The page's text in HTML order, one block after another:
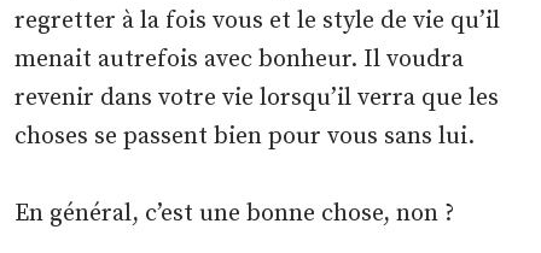
regretter à la fois vous et le style de vie qu’il
menait autrefois avec bonheur. Il voudra
revenir dans votre vie lorsqu’il verra que les
choses se passent bien pour vous sans lui.
En général, c’est une bonne chose, non ?